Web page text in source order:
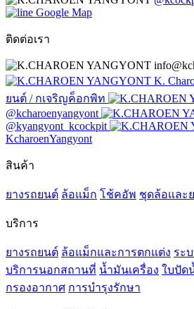
Google Map
ติดต่อเรา
K.
ยนต์ / กเจริญค็อกพิท
@kcharoenyangyont
@kyangyont_kcockpit
KcharoenYangyont
สินค้า
ยางรถยนต์ ล้อแม็ก โช้คอัพ ชุดล้อและ
บริการ
ยางรถยนต์ ล้อแม็กและการตกแต่ง ระ
บริการนอกสถานที่ น้ำมันเครื่อง ใบปัด
กรองอากาศ การบำรุงรักษา